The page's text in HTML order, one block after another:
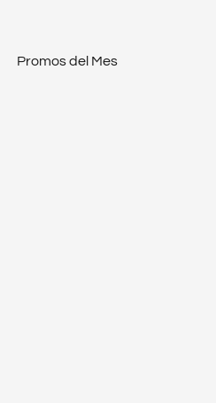
Promos del Mes